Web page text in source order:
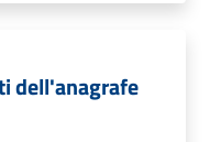
dell'anagrafe